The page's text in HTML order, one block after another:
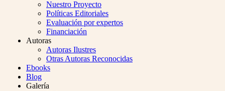
Nuestro Proyecto
Políticas Editoriales
Evaluación por expertos
Financiación
Autoras
Autoras Ilustres
Otras Autoras Reconocidas
Ebooks
Blog
Galería